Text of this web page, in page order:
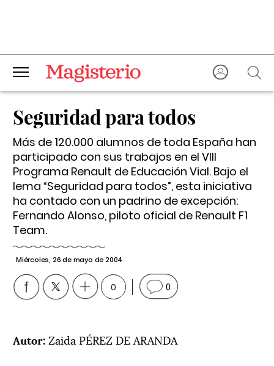
Seguridad para todos
Más de 120.000 alumnos de toda España han
participado con sus trabajos en el VIII
Programa Renault de Educación Vial. Bajo el
lema “Seguridad para todos”, esta iniciativa
ha contado con un padrino de excepción:
Fernando Alonso, piloto oficial de Renault F1
Team.
Miércoles, 26 de mayo de 2004
0 0
Autor: Zaida PÉREZ DE ARANDA